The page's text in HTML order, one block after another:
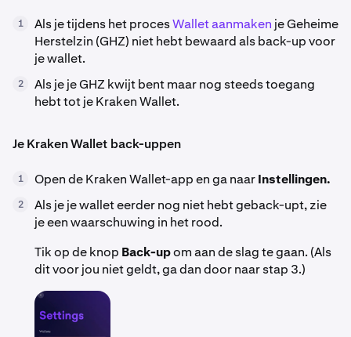
1 Als je tijdens het procesWallet aanmaken je Geheime
Herstelzin (GHZ) niet hebt bewaard als back-up voor
je wallet.
2
Als je je GHZ kwijt bent maar nog steeds toegang
hebt tot je Kraken Wallet.
Je Kraken Wallet back-uppen
1 Open de Kraken Wallet-app en ga naarInstellingen.
2
Als je je wallet eerder nog niet hebt geback-upt, zie
je een waarschuwing in het rood.
Tik op de knop Back-upom aan de slag te gaan. (Als
dit voor jou niet geldt, ga dan door naar stap 3.)